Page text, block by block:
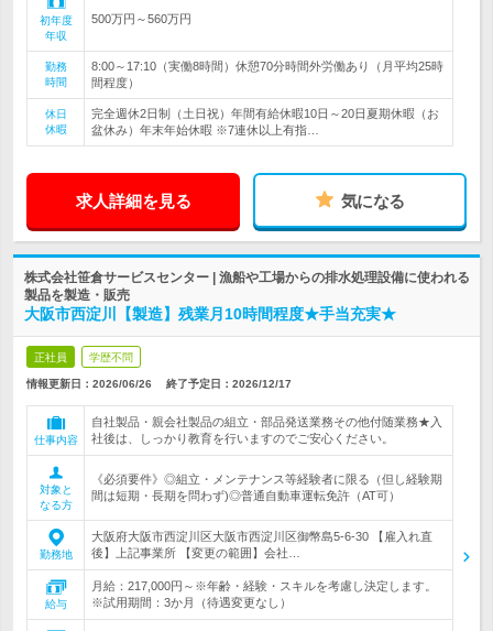
初年度
年収
500万円～560万円
勤務
時間
8:00～17:10（実働8時間）休憩70分時間外労働あり（月平均25時
間程度）
休日
休暇
完全週休2日制（土日祝）年間有給休暇10日～20日夏期休暇（お
盆休み）年末年始休暇 ※7連休以上有指…
求人詳細を見る 気になる
株式会社笹倉サービスセンター | 漁船や工場からの排水処理設備に使われる
製品を製造・販売
大阪市西淀川【製造】残業月10時間程度★手当充実★
正社員 学歴不問
情報更新日：2026/06/26 終了予定日： 2026/12/17
仕事内容
自社製品・親会社製品の組立・部品発送業務その他付随業務★入
社後は、しっかり教育を行いますのでご安心ください。
対象と
なる方
《必須要件》◎組立・メンテナンス等経験者に限る（但し経験期
間は短期・長期を問わず)◎普通自動車運転免許（AT可）
勤務地
大阪府大阪市西淀川区大阪市西淀川区御幣島5-6-30 【雇入れ直
後】上記事業所 【変更の範囲】会社…
給与
月給：217,000円～※年齢・経験・スキルを考慮し決定します。
※試用期間：3か月（待遇変更なし）